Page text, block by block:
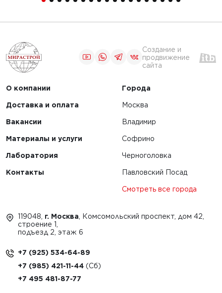
Создание и
продвижение
сайта
О компании
Доставка и оплата
Вакансии
Материалы и услуги
Лаборатория
Контакты
Города
Москва
Владимир
Софрино
Черноголовка
Павловский Посад
Смотреть все города
119048, г. Москва , Комсомольский проспект, дом 42,
строение 1,
подъезд 2, этаж 6
+7 (925) 534-64-89
+7 (985) 421-11-44
+7 495 481-87-77